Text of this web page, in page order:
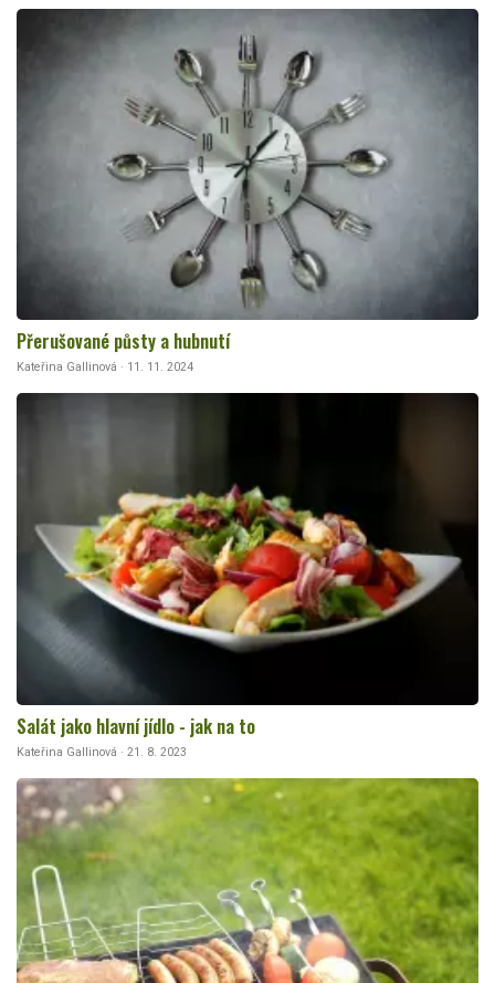
Přerušované půsty a hubnutí
Kateřina Gallinová · 11. 11. 2024
Salát jako hlavní jídlo - jak na to
Kateřina Gallinová · 21. 8. 2023